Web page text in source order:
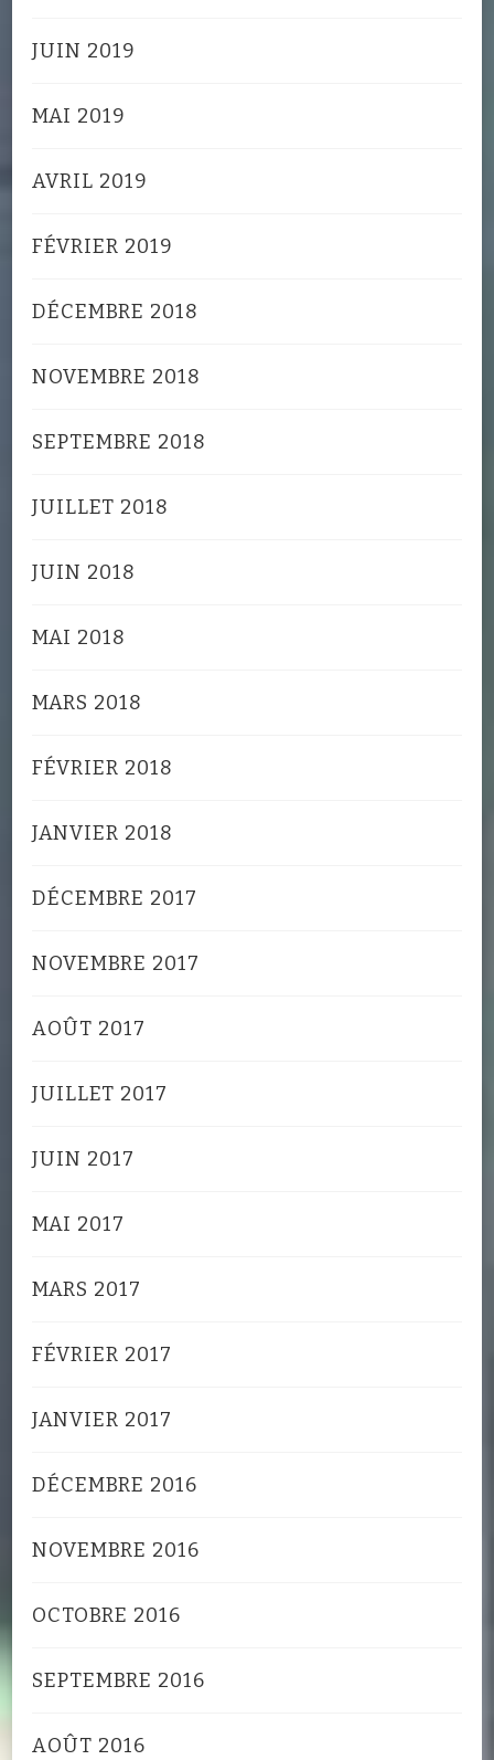
JUIN 2019
MAI 2019
AVRIL 2019
FÉVRIER 2019
DÉCEMBRE 2018
NOVEMBRE 2018
SEPTEMBRE 2018
JUILLET 2018
JUIN 2018
MAI 2018
MARS 2018
FÉVRIER 2018
JANVIER 2018
DÉCEMBRE 2017
NOVEMBRE 2017
AOÛT 2017
JUILLET 2017
JUIN 2017
MAI 2017
MARS 2017
FÉVRIER 2017
JANVIER 2017
DÉCEMBRE 2016
NOVEMBRE 2016
OCTOBRE 2016
SEPTEMBRE 2016
AOÛT 2016